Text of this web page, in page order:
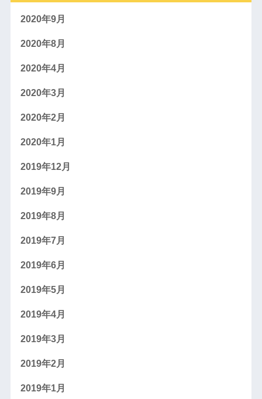
2020年9月
2020年8月
2020年4月
2020年3月
2020年2月
2020年1月
2019年12月
2019年9月
2019年8月
2019年7月
2019年6月
2019年5月
2019年4月
2019年3月
2019年2月
2019年1月